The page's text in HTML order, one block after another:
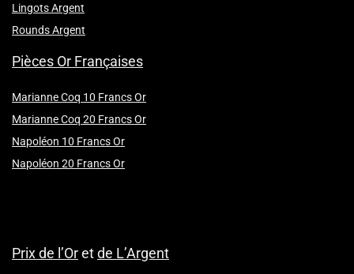
Lingots Argent
Rounds Argent
Pièces Or Françaises
Marianne Coq 10 Francs Or
Marianne Coq 20 Francs Or
Napoléon 10 Francs Or
Napoléon 20 Francs Or
Prix de l’Oretde L’Argent